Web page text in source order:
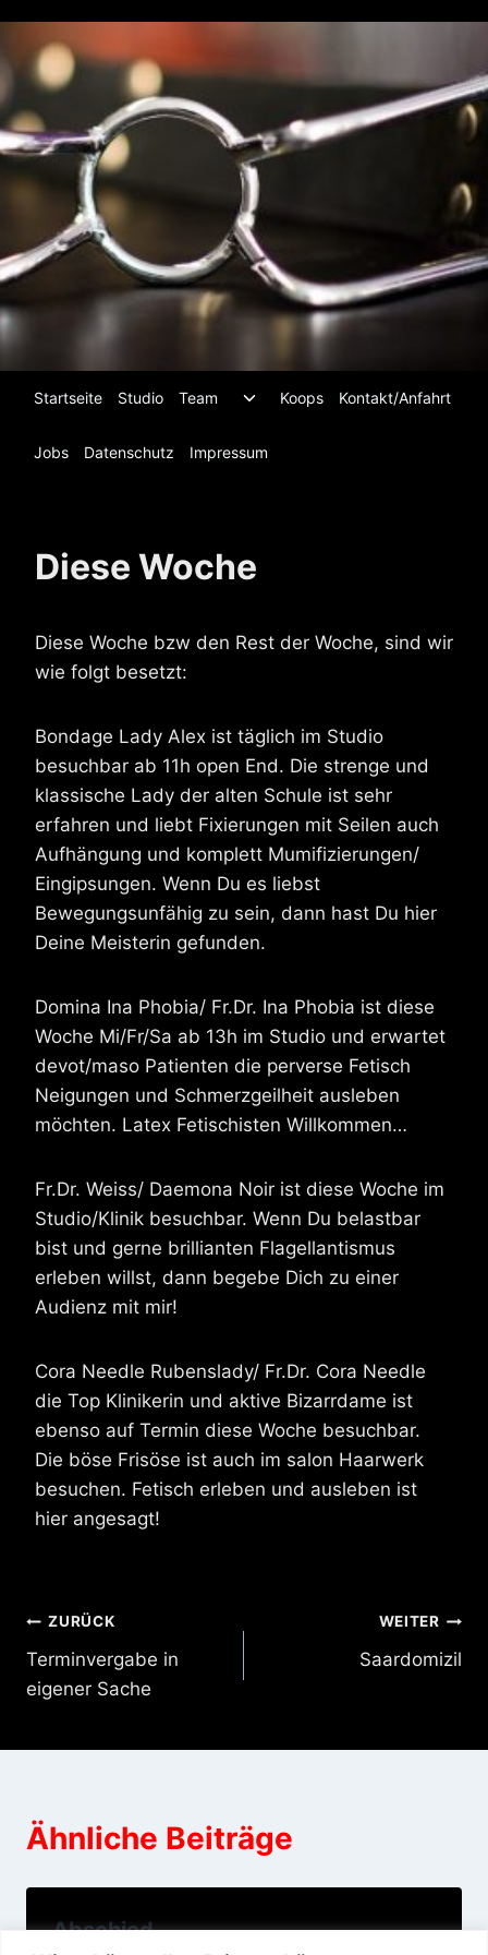
Inhalt
springen
Startseite Studio Team
Untermenü
umschalten
Koops Kontakt/Anfahrt
Jobs Datenschutz Impressum
Diese Woche
Diese Woche bzw den Rest der Woche, sind wir
wie folgt besetzt:
Bondage Lady Alex ist täglich im Studio
besuchbar ab 11h open End. Die strenge und
klassische Lady der alten Schule ist sehr
erfahren und liebt Fixierungen mit Seilen auch
Aufhängung und komplett Mumifizierungen/
Eingipsungen. Wenn Du es liebst
Bewegungsunfähig zu sein, dann hast Du hier
Deine Meisterin gefunden.
Domina Ina Phobia/ Fr.Dr. Ina Phobia ist diese
Woche Mi/Fr/Sa ab 13h im Studio und erwartet
devot/maso Patienten die perverse Fetisch
Neigungen und Schmerzgeilheit ausleben
möchten. Latex Fetischisten Willkommen…
Fr.Dr. Weiss/ Daemona Noir ist diese Woche im
Studio/Klinik besuchbar. Wenn Du belastbar
bist und gerne brillianten Flagellantismus
erleben willst, dann begebe Dich zu einer
Audienz mit mir!
Cora Needle Rubenslady/ Fr.Dr. Cora Needle
die Top Klinikerin und aktive Bizarrdame ist
ebenso auf Termin diese Woche besuchbar.
Die böse Frisöse ist auch im salon Haarwerk
besuchen. Fetisch erleben und ausleben ist
hier angesagt!
Beitragsnavigation
ZURÜCK
Terminvergabe in
eigener Sache
WEITER
Saardomizil
Ähnliche Beiträge
Abschied